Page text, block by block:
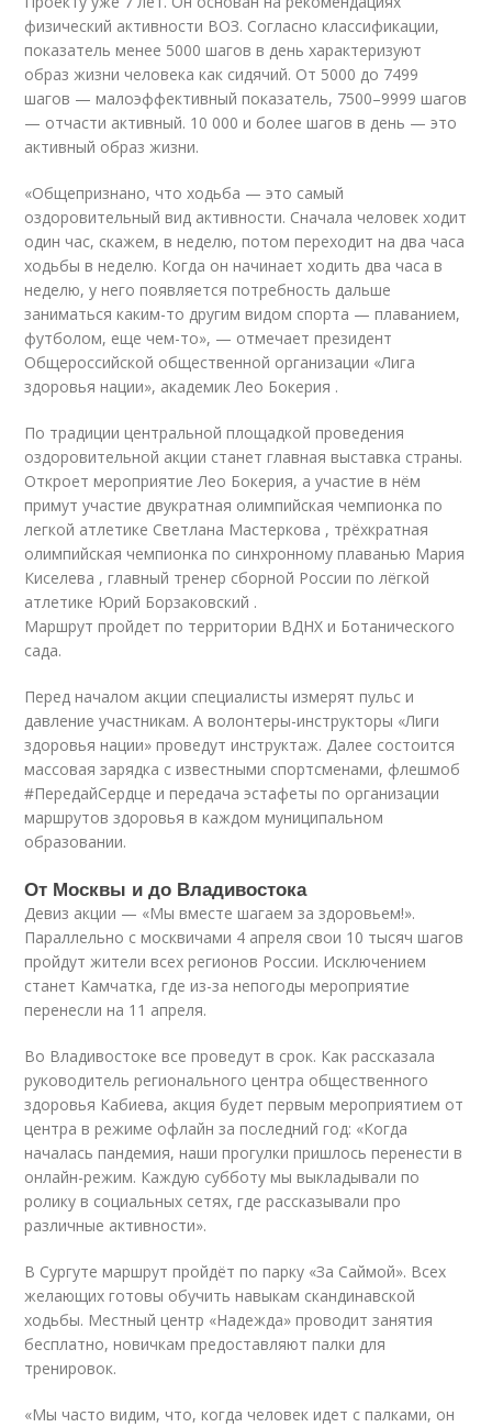
физический активности ВОЗ. Согласно классификации,
показатель менее 5000 шагов в день характеризуют
образ жизни человека как сидячий. От 5000 до 7499
шагов — малоэффективный показатель, 7500–9999 шагов
— отчасти активный. 10 000 и более шагов в день — это
активный образ жизни.
«Общепризнано, что ходьба — это самый
оздоровительный вид активности. Сначала человек ходит
один час, скажем, в неделю, потом переходит на два часа
ходьбы в неделю. Когда он начинает ходить два часа в
неделю, у него появляется потребность дальше
заниматься каким-то другим видом спорта — плаванием,
футболом, еще чем-то», — отмечает президент
Общероссийской общественной организации «Лига
здоровья нации», академик Лео Бокерия .
По традиции центральной площадкой проведения
оздоровительной акции станет главная выставка страны.
Откроет мероприятие Лео Бокерия, а участие в нём
примут участие двукратная олимпийская чемпионка по
легкой атлетике Светлана Мастеркова , трёхкратная
олимпийская чемпионка по синхронному плаванью Мария
Киселева , главный тренер сборной России по лёгкой
атлетике Юрий Борзаковский .
Маршрут пройдет по территории ВДНХ и Ботанического
сада.
Перед началом акции специалисты измерят пульс и
давление участникам. А волонтеры-инструкторы «Лиги
здоровья нации» проведут инструктаж. Далее состоится
массовая зарядка с известными спортсменами, флешмоб
#ПередайСердце и передача эстафеты по организации
маршрутов здоровья в каждом муниципальном
образовании.
От Москвы и до Владивостока
Девиз акции — «Мы вместе шагаем за здоровьем!».
Параллельно с москвичами 4 апреля свои 10 тысяч шагов
пройдут жители всех регионов России. Исключением
станет Камчатка, где из-за непогоды мероприятие
перенесли на 11 апреля.
Во Владивостоке все проведут в срок. Как рассказала
руководитель регионального центра общественного
здоровья Кабиева, акция будет первым мероприятием от
центра в режиме офлайн за последний год: «Когда
началась пандемия, наши прогулки пришлось перенести в
онлайн-режим. Каждую субботу мы выкладывали по
ролику в социальных сетях, где рассказывали про
различные активности».
В Сургуте маршрут пройдёт по парку «За Саймой». Всех
желающих готовы обучить навыкам скандинавской
ходьбы. Местный центр «Надежда» проводит занятия
бесплатно, новичкам предоставляют палки для
тренировок.
«Мы часто видим, что, когда человек идет с палками, он